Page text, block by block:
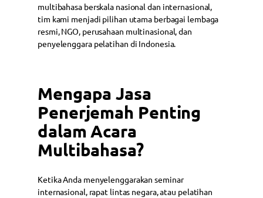
multibahasa berskala nasional dan internasional,
tim kami menjadi pilihan utama berbagai lembaga
resmi, NGO, perusahaan multinasional, dan
penyelenggara pelatihan di Indonesia.
Mengapa Jasa
Penerjemah Penting
dalam Acara
Multibahasa?
Ketika Anda menyelenggarakan seminar
internasional, rapat lintas negara, atau pelatihan